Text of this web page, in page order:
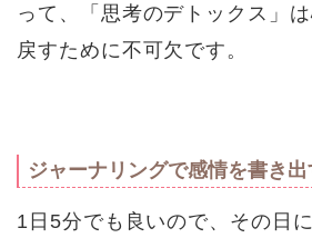
って、「思考のデトックス」
戻すために不可欠です。
ジャーナリングで感情を書き出
1日5分でも良いので、その日